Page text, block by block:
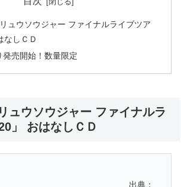
リュウソウジャー ファイナルライブツア
なしＣＤ
発売開始！数量限定
ュウソウジャー ファイナルラ
」 おはなしＣＤ
出典：